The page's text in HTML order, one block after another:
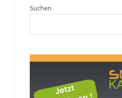
Suchen